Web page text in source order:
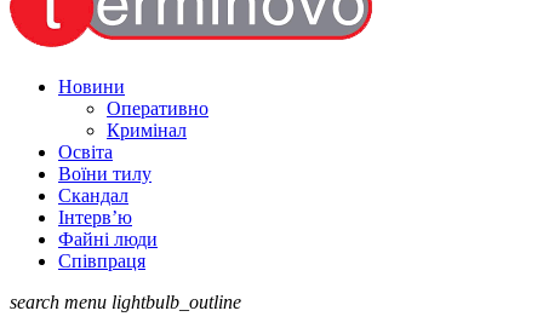
Новини
Оперативно
Кримінал
Освіта
Воїни тилу
Скандал
Інтерв’ю
Файні люди
Співпраця
search menu lightbulb_outline